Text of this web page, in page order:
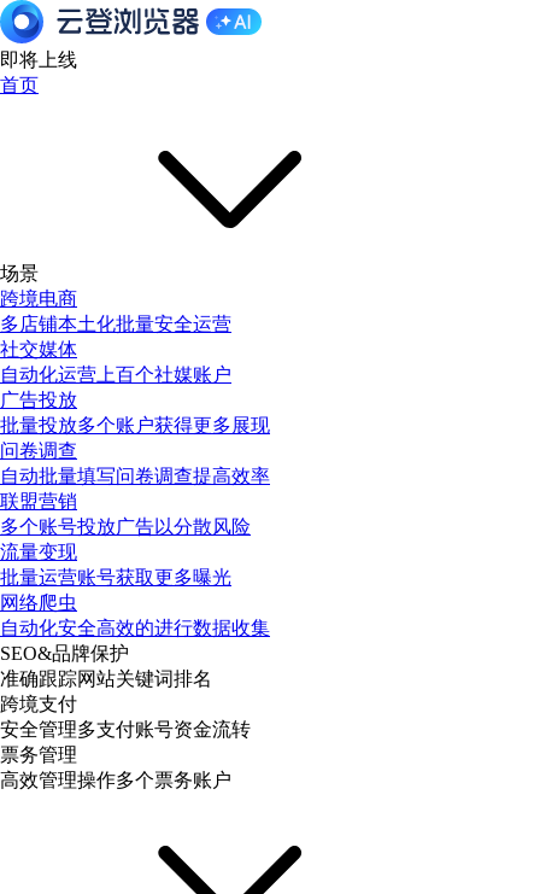
即将上线
首页
场景
跨境电商
多店铺本土化批量安全运营
社交媒体
自动化运营上百个社媒账户
广告投放
批量投放多个账户获得更多展现
问卷调查
自动批量填写问卷调查提高效率
联盟营销
多个账号投放广告以分散风险
流量变现
批量运营账号获取更多曝光
网络爬虫
自动化安全高效的进行数据收集
SEO&品牌保护
准确跟踪网站关键词排名
跨境支付
安全管理多支付账号资金流转
票务管理
高效管理操作多个票务账户